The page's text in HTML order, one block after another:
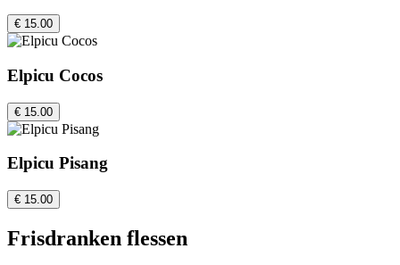
€ 15.00
Elpicu Cocos
€ 15.00
Elpicu Pisang
€ 15.00
Frisdranken flessen